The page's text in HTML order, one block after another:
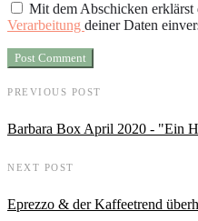
Mit dem Abschicken
Verarbeitung deiner Daten
PREVIOUS POST
Barbara Box April 2020 - "Ein
NEXT POST
Eprezzo & der Kaffeetrend